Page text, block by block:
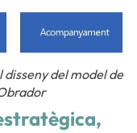
disseny del model de